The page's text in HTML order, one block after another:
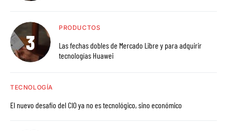
PRODUCTOS
Las fechas dobles de Mercado Libre y para adquirir
tecnologías Huawei
TECNOLOGÍA
El nuevo desafío del CIO ya no es tecnológico, sino económico